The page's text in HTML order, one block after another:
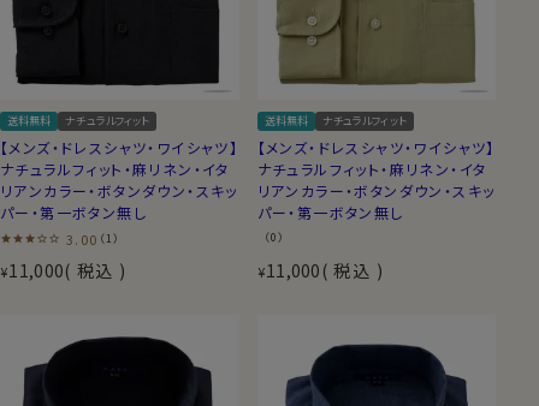
送料無料 ナチュラルフィット
【メンズ・ドレスシャツ・ワイシャツ】
ナチュラルフィット・麻リネン・イタ
リアンカラー・ボタンダウン・スキッ
パー・第一ボタン無し
3.00 （1）
¥11,000 税込
送料無料 ナチュラルフィット
【メンズ・ドレスシャツ・ワイシャツ】
ナチュラルフィット・麻リネン・イタ
リアンカラー・ボタンダウン・スキッ
パー・第一ボタン無し
（0）
¥11,000 税込